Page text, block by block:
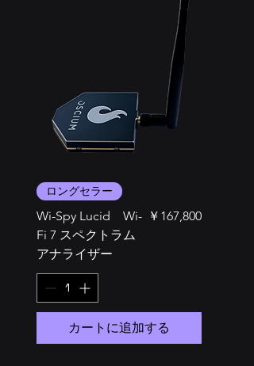
ロングセラー
Wi-Spy Lucid Wi-
Fi 7 スペクトラム
アナライザー
価格
￥167,800
カートに追加する